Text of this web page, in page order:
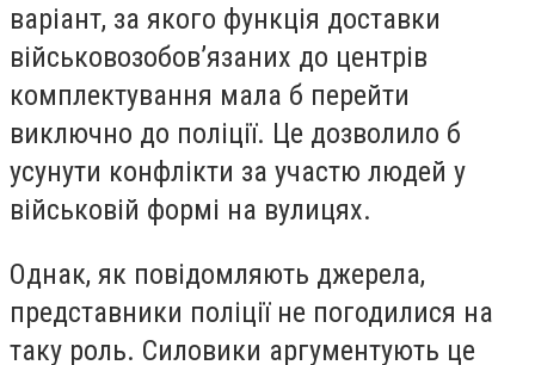
варіант, за якого функція доставки
військовозобов’язаних до центрів
комплектування мала б перейти
виключно до поліції. Це дозволило б
усунути конфлікти за участю людей у
військовій формі на вулицях.
Однак, як повідомляють джерела,
представники поліції не погодилися на
таку роль. Силовики аргументують це